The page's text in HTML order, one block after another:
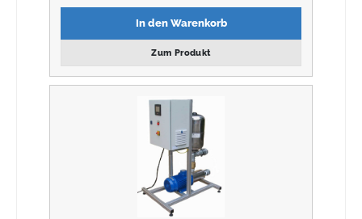
In den Warenkorb
Zum Produkt